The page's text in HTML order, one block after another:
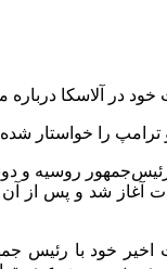
در آلاسکا
روسیه و
آغاز شد و پس از
مذاکرات اخیر خود با